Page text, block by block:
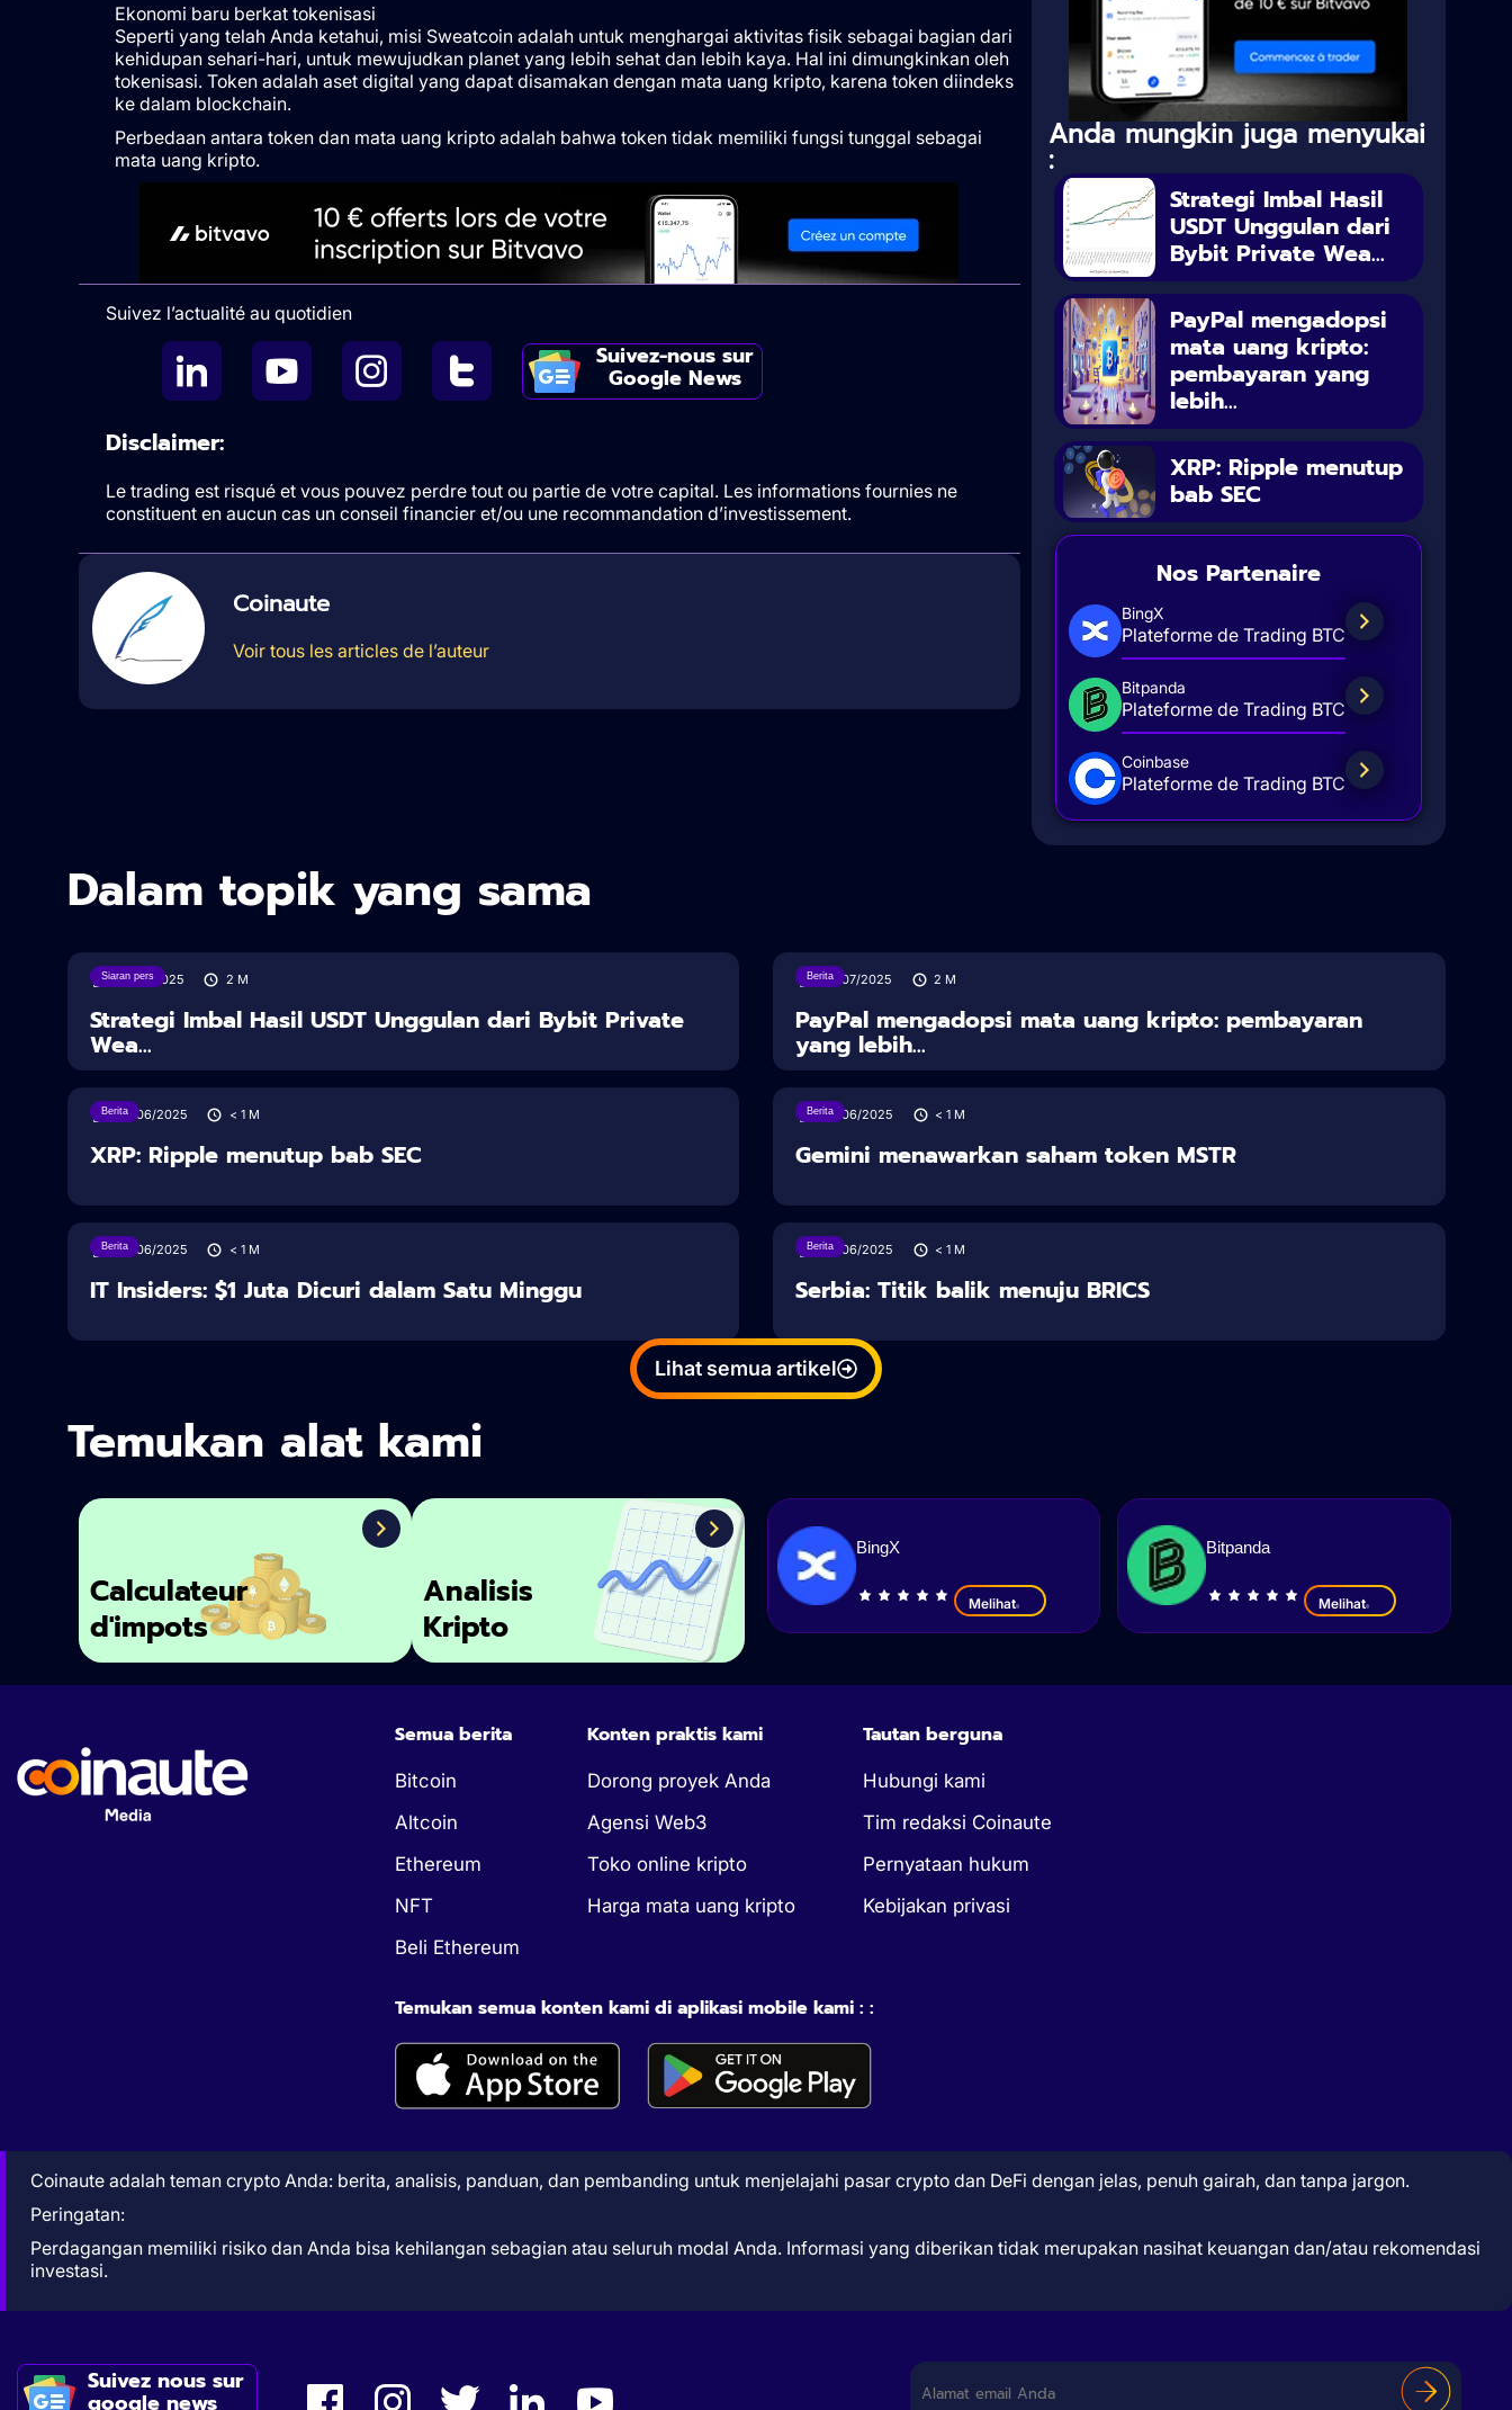
Ekonomi baru berkat tokenisasi
Seperti yang telah Anda ketahui, misi Sweatcoin adalah untuk menghargai aktivitas fisik sebagai bagian dari
kehidupan sehari-hari, untuk mewujudkan planet yang lebih sehat dan lebih kaya. Hal ini dimungkinkan oleh
tokenisasi. Token adalah aset digital yang dapat disamakan dengan mata uang kripto, karena token diindeks
ke dalam blockchain.
Perbedaan antara token dan mata uang kripto adalah bahwa token tidak memiliki fungsi tunggal sebagai
mata uang kripto.
Suivez l’actualité au quotidien
Suivez-nous sur
Google News
Disclaimer:
Le trading est risqué et vous pouvez perdre tout ou partie de votre capital. Les informations fournies ne
constituent en aucun cas un conseil financier et/ou une recommandation d’investissement.
Coinaute
Voir tous les articles de l’auteur
Anda mungkin juga menyukai
:
Strategi Imbal Hasil
USDT Unggulan dari
Bybit Private Wea...
PayPal mengadopsi
mata uang kripto:
pembayaran yang
lebih...
XRP: Ripple menutup
bab SEC
Nos Partenaire
BingX
Plateforme de Trading BTC
Bitpanda
Plateforme de Trading BTC
Coinbase
Plateforme de Trading BTC
Dalam topik yang sama
Siaran pers
18/08/2025 2 M
Strategi Imbal Hasil USDT Unggulan dari Bybit Private
Wea...
Berita
30/07/2025 2 M
PayPal mengadopsi mata uang kripto: pembayaran
yang lebih...
Berita
28/06/2025 < 1 M
XRP: Ripple menutup bab SEC
Berita
28/06/2025 < 1 M
Gemini menawarkan saham token MSTR
Berita
28/06/2025 < 1 M
IT Insiders: $1 Juta Dicuri dalam Satu Minggu
Berita
28/06/2025 < 1 M
Serbia: Titik balik menuju BRICS
Lihat semua artikel
Temukan alat kami
Calculateur
d'impots
Analisis
Kripto
BingX
Melihat
Bitpanda
Melihat
Semua berita
Bitcoin
Altcoin
Ethereum
NFT
Beli Ethereum
Konten praktis kami
Dorong proyek Anda
Agensi Web3
Toko online kripto
Harga mata uang kripto
Tautan berguna
Hubungi kami
Tim redaksi Coinaute
Pernyataan hukum
Kebijakan privasi
Temukan semua konten kami di aplikasi mobile kami : :
Coinaute adalah teman crypto Anda: berita, analisis, panduan, dan pembanding untuk menjelajahi pasar crypto dan DeFi dengan jelas, penuh gairah, dan tanpa jargon.
Peringatan:
Perdagangan memiliki risiko dan Anda bisa kehilangan sebagian atau seluruh modal Anda. Informasi yang diberikan tidak merupakan nasihat keuangan dan/atau rekomendasi
investasi.
Suivez nous sur
google news